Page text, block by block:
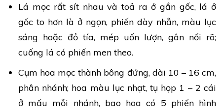
Lá mọc rất sít nhau và toả ra ở gần gốc, lá ở
gốc to hơn là ở ngọn, phiến dày nhẵn, màu lục
sáng hoặc đỏ tía, mép uốn lượn, gân nổi rõ;
cuống lá có phiến men theo.
Cụm hoa mọc thành bông đứng, dài 10 – 16 cm,
phân nhánh; hoa màu lục nhạt, tụ họp 1 – 2 cái
ở mấu mỗi nhánh, bao hoa có 5 phiến hình